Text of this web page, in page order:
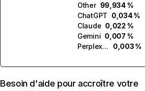
Other 99,934 %
ChatGPT 0,034 %
Claude 0,022 %
Gemini 0,007 %
Perplexity
0,003 %
Besoin d'aide pour accroître votre